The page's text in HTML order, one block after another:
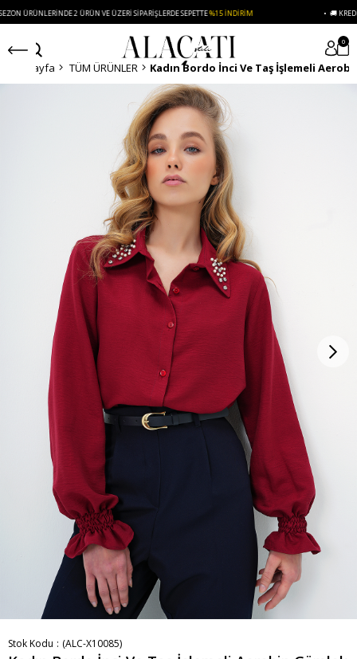
ÜRÜN VE ÜZERI SIPARIŞLERDE SEPETTE%15 İNDIRIM • 🚚 KREDI KARTI VE
0
Anasayfa TÜM ÜRÜNLER
Stok Kodu (ALC-X10085)